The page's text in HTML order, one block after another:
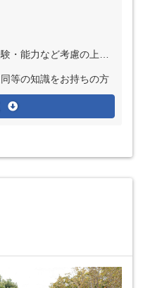
、決定いたします ※残業代は全額支給
等の知識をお持ちの方